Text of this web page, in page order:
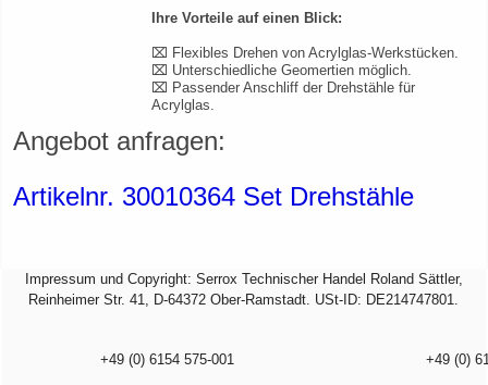
Ihre Vorteile auf einen Blick:
⌧ Flexibles Drehen von Acrylglas-Werkstücken.
⌧ Unterschiedliche Geomertien möglich.
⌧ Passender Anschliff der Drehstähle für
Acrylglas.
Angebot anfragen:
Artikelnr. 30010364 Set Drehstähle
Impressum und Copyright: Serrox Technischer Handel Roland Sättler,
Reinheimer Str. 41, D-64372 Ober-Ramstadt. USt-ID: DE214747801.
+49 (0) 6154 575-001 +49 (0)